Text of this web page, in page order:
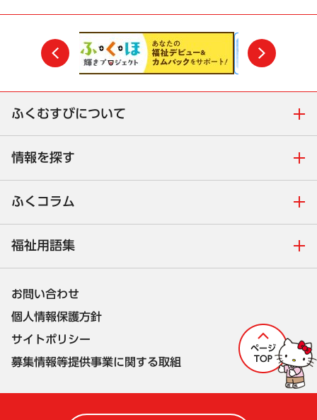
前
ふくむすびについて
情報を探す
ふくコラム
福祉用語集
お問い合わせ
個人情報保護方針
サイトポリシー
募集情報等提供事業に関する取組
株式会社セルコ